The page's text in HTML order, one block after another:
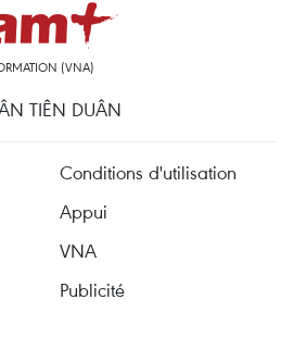
(VNA)
TIÊN DUÂN
Conditions d'utilisation
Appui
VNA
Publicité